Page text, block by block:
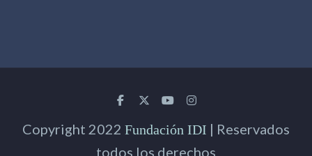
Copyright 2022 Fundación IDI | Reservados
todos los derechos